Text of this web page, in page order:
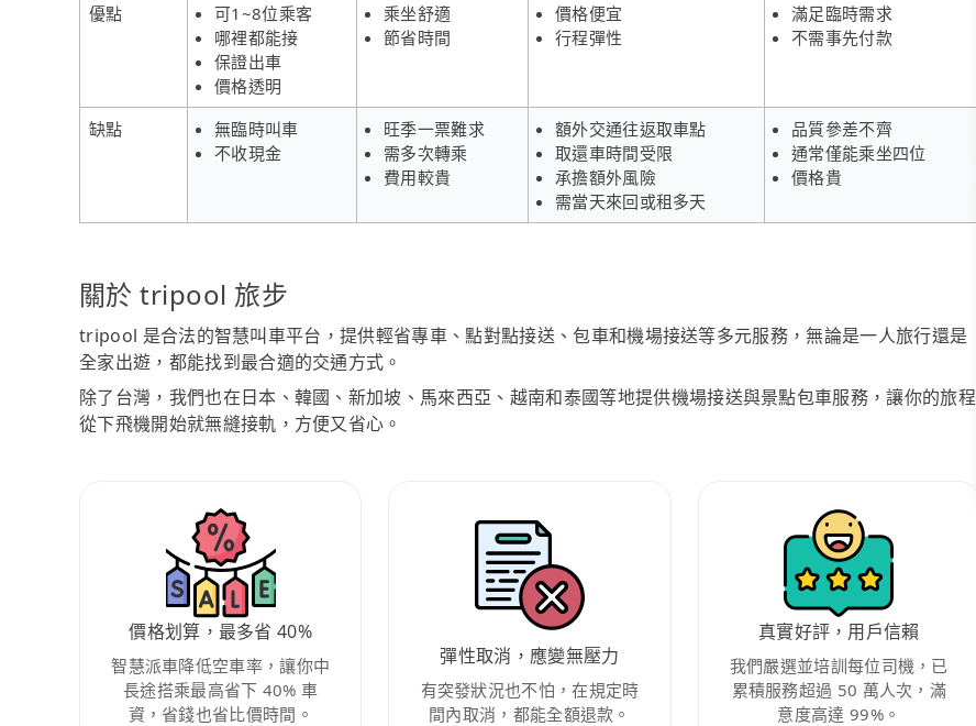
優點
可1~8位乘客
哪裡都能接
保證出車
價格透明
乘坐舒適
節省時間
價格便宜
行程彈性
滿足臨時需求
不需事先付款
缺點
無臨時叫車
不收現金
旺季一票難求
需多次轉乘
費用較貴
額外交通往返取車點
取還車時間受限
承擔額外風險
需當天來回或租多天
品質參差不齊
通常僅能乘坐四位
價格貴
關於 tripool 旅步
tripool 是合法的智慧叫車平台，提供輕省專車、點對點接送、包車和機場接送等多元服務，無論是一人旅行還是
全家出遊，都能找到最合適的交通方式。
除了台灣，我們也在日本、韓國、新加坡、馬來西亞、越南和泰國等地提供機場接送與景點包車服務，讓你的旅程
從下飛機開始就無縫接軌，方便又省心。
價格划算，最多省 40%
智慧派車降低空車率，讓你中
長途搭乘最高省下 40% 車
資，省錢也省比價時間。
彈性取消，應變無壓力
有突發狀況也不怕，在規定時
間內取消，都能全額退款。
真實好評，用戶信賴
我們嚴選並培訓每位司機，已
累積服務超過 50 萬人次，滿
意度高達 99%。